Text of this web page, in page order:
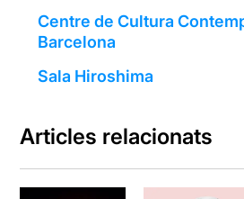
Centre de Cultura
Barcelona
Sala Hiroshima
Articles relacionats